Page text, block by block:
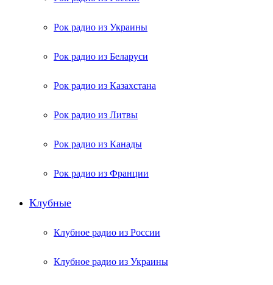
Рок радио из Украины
Рок радио из Беларуси
Рок радио из Казахстана
Рок радио из Литвы
Рок радио из Канады
Рок радио из Франции
Клубные
Клубное радио из России
Клубное радио из Украины